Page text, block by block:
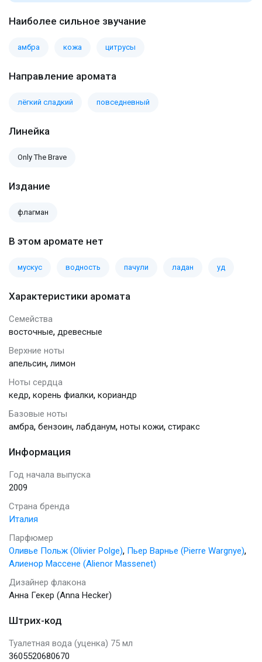
Наиболее сильное звучание
амбра кожа цитрусы
Направление аромата
лёгкий сладкий повседневный
Линейка
Only The Brave
Издание
флагман
В этом аромате нет
мускус водность пачули ладан уд
Характеристики аромата
Семейства
восточные, древесные
Верхние ноты
апельсин, лимон
Ноты сердца
кедр, корень фиалки, кориандр
Базовые ноты
амбра, бензоин, лабданум, ноты кожи, стиракс
Информация
Год начала выпуска
2009
Страна бренда
Италия
Парфюмер
Оливье Польж (Olivier Polge), Пьер Варнье (Pierre Wargnye),
Алиенор Массене (Alienor Massenet)
Дизайнер флакона
Анна Гекер (Anna Hecker)
Штрих-код
Туалетная вода (уценка) 75 мл
3605520680670